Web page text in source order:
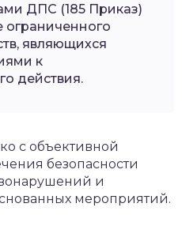
ДПС (185 Приказ)
ограниченного
являющихся
к
действия.
с объективной
безопасности
и
мероприятий.